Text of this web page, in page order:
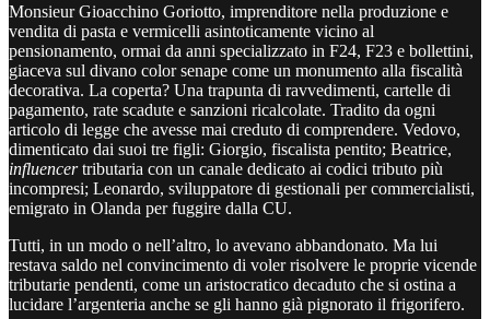
Monsieur Gioacchino Goriotto, imprenditore nella produzione e
vendita di pasta e vermicelli asintoticamente vicino al
pensionamento, ormai da anni specializzato in F24, F23 e bollettini,
giaceva sul divano color senape come un monumento alla fiscalità
decorativa. La coperta? Una trapunta di ravvedimenti, cartelle di
pagamento, rate scadute e sanzioni ricalcolate. Tradito da ogni
articolo di legge che avesse mai creduto di comprendere. Vedovo,
dimenticato dai suoi tre figli: Giorgio, fiscalista pentito; Beatrice,
influencertributaria con un canale dedicato ai codici tributo più
incompresi; Leonardo, sviluppatore di gestionali per commercialisti,
emigrato in Olanda per fuggire dalla CU.
Tutti, in un modo o nell’altro, lo avevano abbandonato. Ma lui
restava saldo nel convincimento di voler risolvere le proprie vicende
tributarie pendenti, come un aristocratico decaduto che si ostina a
lucidare l’argenteria anche se gli hanno già pignorato il frigorifero.